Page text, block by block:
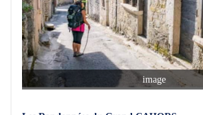
image